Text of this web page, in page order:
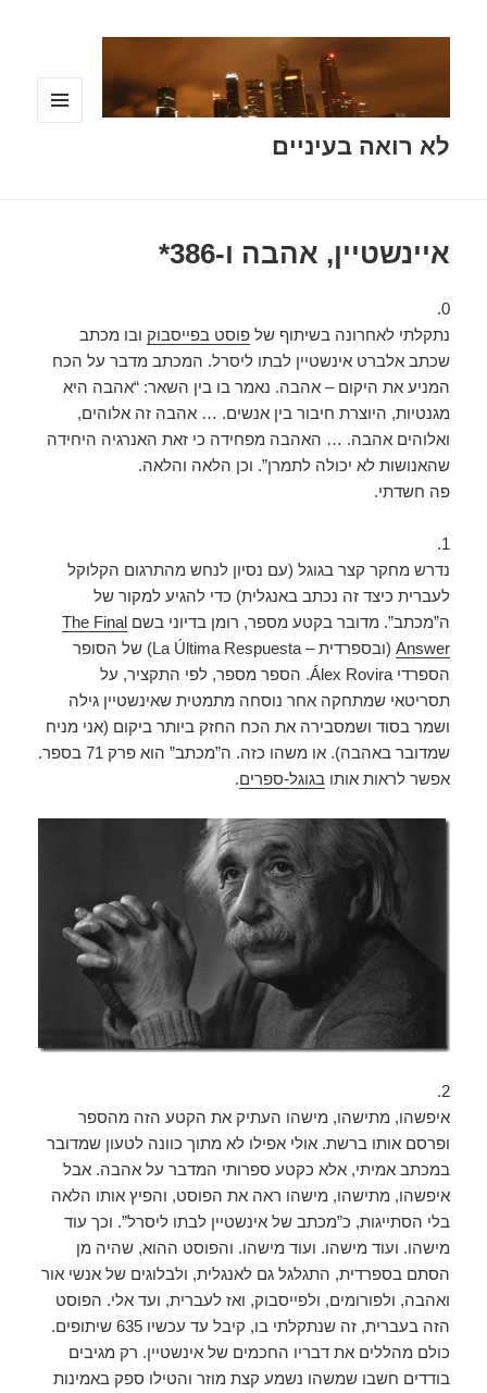
לא רואה בעיניים
איינשטיין, אהבה ו-386*
0.
נתקלתי לאחרונה בשיתוף שלפוסט בפייסבוק ובו מכתב
שכתב אלברט אינשטיין לבתו ליסרל. המכתב מדבר על הכח
המניע את היקום – אהבה. נאמר בו בין השאר: “אהבה היא
מגנטיות, היוצרת חיבור בין אנשים. … אהבה זה אלוהים,
ואלוהים אהבה. … האהבה מפחידה כי זאת האנרגיה היחידה
שהאנושות לא יכולה לתמרן”. וכן הלאה והלאה.
פה חשדתי.
1.
נדרש מחקר קצר בגוגל (עם נסיון לנחש מהתרגום הקלוקל
לעברית כיצד זה נכתב באנגלית) כדי להגיע למקור של
ה”מכתב”. מדובר בקטע מספר, רומן בדיוני בשםThe Final
Answer
(ובספרדית – La Última Respuesta) של הסופר
הספרדי Álex Rovira. הספר מספר, לפי התקציר, על
תסריטאי שמתחקה אחר נוסחה מתמטית שאינשטיין גילה
ושמר בסוד ושמסבירה את הכח החזק ביותר ביקום (אני מניח
שמדובר באהבה). או משהו כזה. ה”מכתב” הוא פרק 71 בספר.
אפשר לראות אותו בגוגל-ספרים.
2.
איפשהו, מתישהו, מישהו העתיק את הקטע הזה מהספר
ופרסם אותו ברשת. אולי אפילו לא מתוך כוונה לטעון שמדובר
במכתב אמיתי, אלא כקטע ספרותי המדבר על אהבה. אבל
איפשהו, מתישהו, מישהו ראה את הפוסט, והפיץ אותו הלאה
בלי הסתייגות, כ”מכתב של אינשטיין לבתו ליסרל”. וכך עוד
מישהו. ועוד מישהו. ועוד מישהו. והפוסט ההוא, שהיה מן
הסתם בספרדית, התגלגל גם לאנגלית, ולבלוגים של אנשי אור
ואהבה, ולפורומים, ולפייסבוק, ואז לעברית, ועד אלי. הפוסט
הזה בעברית, זה שנתקלתי בו, קיבל עד עכשיו 635 שיתופים.
כולם מהללים את דבריו החכמים של אינשטיין. רק מגיבים
בודדים חשבו שמשהו נשמע קצת מוזר והטילו ספק באמינות